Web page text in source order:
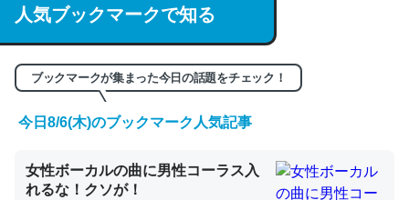
/064121
─GPTの仕組みと限界についての考察（１） - conceptualization
くらい。小説でいう「ずっと前の伏線」は回収されないけ
人気ブックマークで知る
ブックマークが集まった今日の話題をチェック！
今日8/6(木)のブックマーク人気記事
女性ボーカルの曲に男性コーラス入
れるな！クソが！